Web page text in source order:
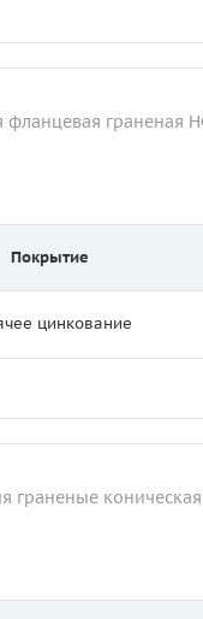
фланцевая граненая
Покрытие
цинкование
граненые